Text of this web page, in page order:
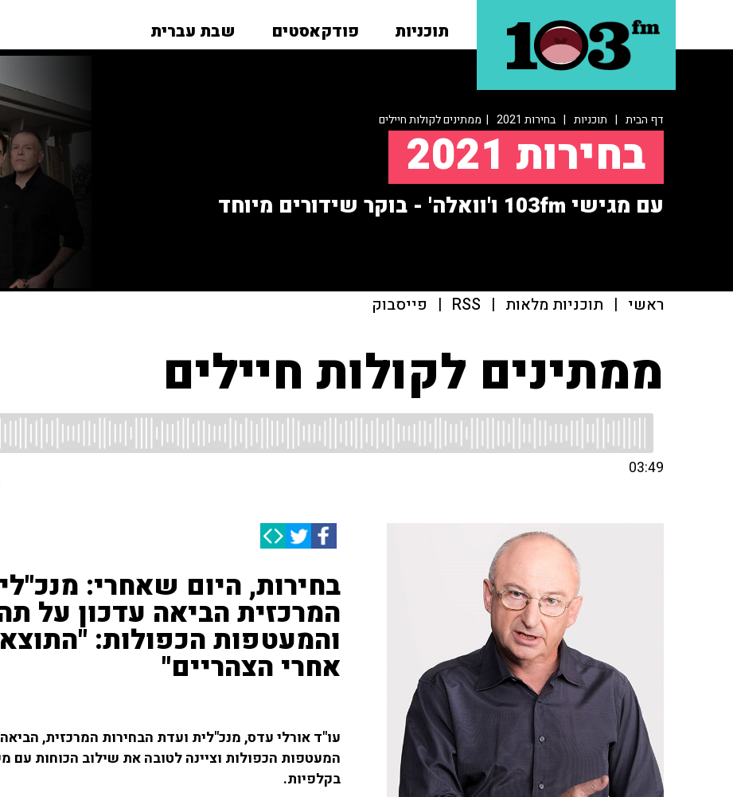
תוכניות פודקאסטים שבת עברית
דף הבית | תוכניות | בחירות 2021 | ממתינים לקולות חיילים
בחירות 2021
עם מגישי 103fm ו'וואלה' - בוקר שידורים מיוחד
ראשי | תוכניות מלאות |
RSS
| פייסבוק
ממתינים לקולות חיילים
03:49
בחירות, היום שאחרי:
המרכזית הביאה עדכון על
והמעטפות הכפולות:
אחרי הצהריים"
עו"ד אורלי עדס, מנכ"לית ועדת הבחירות המרכזית,
המעטפות הכפולות וציינה לטובה את שילוב הכוחות
בקלפיות.